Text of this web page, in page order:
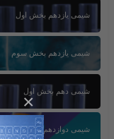
×
شیمی یازدهم بخش اول
شیمی یازدهم بخش سوم
شیمی دهم بخش اول
شیمی دوازدهم بخش سوم